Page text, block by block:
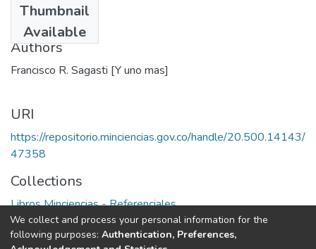
Thumbnail
Available
1974
Authors
Francisco R. Sagasti [Y uno mas]
URI
https://repositorio.minciencias.gov.co/handle/20.500.14143/
47358
Collections
Libros Minciencias - Referenciales
Full item page
We collect and process your personal information for the
following purposes: Authentication, Preferences,